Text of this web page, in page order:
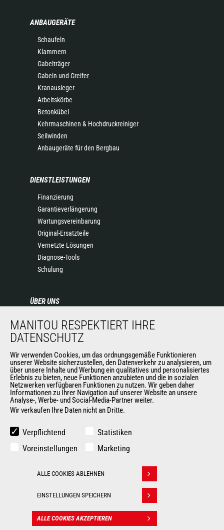
ANBAUGERÄTE
Schaufeln
Klammern
Gabelträger
Gabeln und Greifer
Kranausleger
Arbeitskörbe
Betonkübel
Kehrmaschinen & Hochdruckreiniger
Seilwinden
Anbaugeräte für den Bergbau
DIENSTLEISTUNGEN
Finanzierung
Garantieverlängerung
Wartungsvereinbarung
Original-Ersatzteile
Vernetzte Lösungen
Diagnose-Tools
Schulung
ÜBER UNS
Kontakt
Impressum
Datenschutz
Veranstaltungen
Neuigkeiten
Geschichte
Karriere
RMI Manitou
Manitou Group Attachments
© 2026 Manitou.com Impressum Datenschutz
KONTAKT
MANITOU RESPEKTIERT IHRE
DATENSCHUTZ
Wir verwenden Cookies, um das ordnungsgemäße Funktionieren
unserer Website sicherzustellen, den Datenverkehr zu analysieren, um
über unsere Inhalte und Werbung ein qualitatives und personalisiertes
Erlebnis zu bieten, neue Funktionen anzubieten und die in sozialen
Netzwerken verfügbaren Funktionen zu nutzen. Wir geben daher
Informationen zu Ihrer Navigation auf unserer Website an unsere
Analyse-, Werbe- und Social-Media-Partner weiter.
Wir verkaufen Ihre Daten nicht an Dritte.
Verpflichtend
Statistiken
Voreinstellungen
Marketing
ALLE COOKIES ABLEHNEN
EINSTELLUNGEN SPEICHERN
ALLE COOKIES AKZEPTIEREN